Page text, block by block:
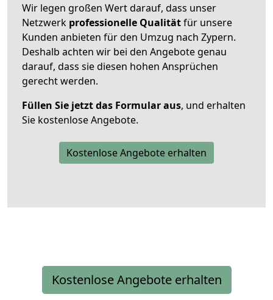
Wir legen großen Wert darauf, dass unser
Netzwerk professionelle Qualitätfür unsere
Kunden anbieten für den Umzug nach Zypern.
Deshalb achten wir bei den Angebote genau
darauf, dass sie diesen hohen Ansprüchen
gerecht werden.
Füllen Sie jetzt das Formular aus, und erhalten
Sie kostenlose Angebote.
Kostenlose Angebote erhalten
Kostenlose Angebote erhalten